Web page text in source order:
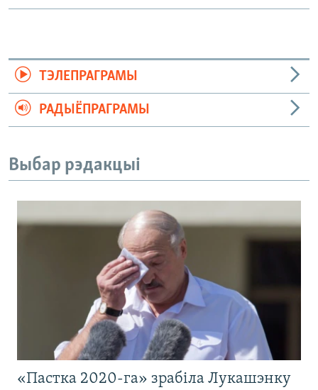
ТЭЛЕПРАГРАМЫ
РАДЫЁПРАГРАМЫ
Выбар рэдакцыі
«Пастка 2020-га» зрабіла Лукашэнку